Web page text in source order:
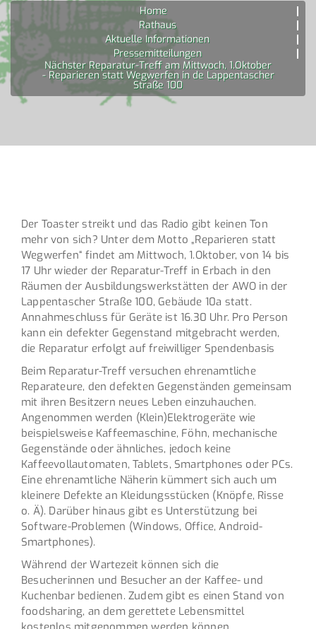
Home
Rathaus
Aktuelle Informationen
Pressemitteilungen
Nächster Reparatur-Treff am Mittwoch, 1.Oktober
- Reparieren statt Wegwerfen in de Lappentascher
Straße 100
Der Toaster streikt und das Radio gibt keinen Ton
mehr von sich? Unter dem Motto „Reparieren statt
Wegwerfen“ findet am Mittwoch, 1.Oktober, von 14 bis
17 Uhr wieder der Reparatur-Treff in Erbach in den
Räumen der Ausbildungswerkstätten der AWO in der
Lappentascher Straße 100, Gebäude 10a statt.
Annahmeschluss für Geräte ist 16.30 Uhr. Pro Person
kann ein defekter Gegenstand mitgebracht werden,
die Reparatur erfolgt auf freiwilliger Spendenbasis
Beim Reparatur-Treff versuchen ehrenamtliche
Reparateure, den defekten Gegenständen gemeinsam
mit ihren Besitzern neues Leben einzuhauchen.
Angenommen werden (Klein)Elektrogeräte wie
beispielsweise Kaffeemaschine, Föhn, mechanische
Gegenstände oder ähnliches, jedoch keine
Kaffeevollautomaten, Tablets, Smartphones oder PCs.
Eine ehrenamtliche Näherin kümmert sich auch um
kleinere Defekte an Kleidungsstücken (Knöpfe, Risse
o. Ä). Darüber hinaus gibt es Unterstützung bei
Software-Problemen (Windows, Office, Android-
Smartphones).
Während der Wartezeit können sich die
Besucherinnen und Besucher an der Kaffee- und
Kuchenbar bedienen. Zudem gibt es einen Stand von
foodsharing, an dem gerettete Lebensmittel